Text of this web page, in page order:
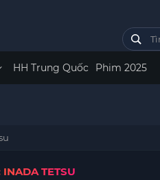
HH Trung Quốc Phim 2025
TETSU